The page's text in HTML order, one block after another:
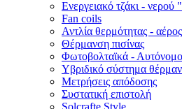
Ενεργειακό τζάκι - νερού
Fan coils
Αντλία θερμότητας -
Θέρμανση πισίνας
Φωτοβολταϊκά -
Υβριδικό σύστημα
Μετρήσεις απόδοσης
Συστατική επιστολή